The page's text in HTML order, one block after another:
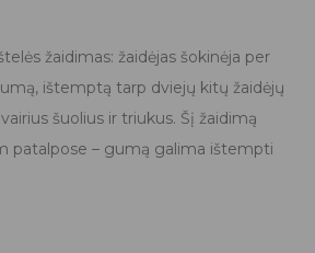
žaidimas: žaidėjas šokinėja per
ištemptą tarp dviejų kitų žaidėjų
šuolius ir triukus. Šį žaidimą
patalpose – gumą galima ištempti